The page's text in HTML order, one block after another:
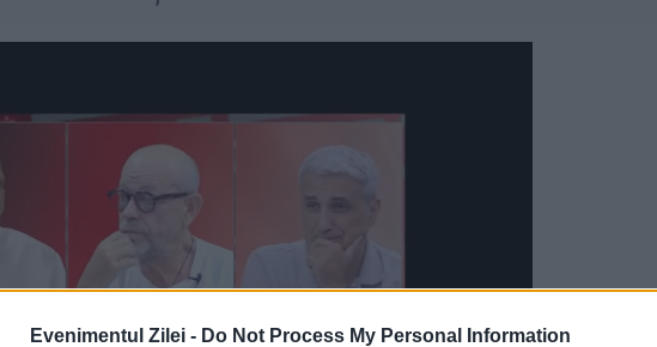
Evenimentul Zilei - Do Not Process My Personal Information